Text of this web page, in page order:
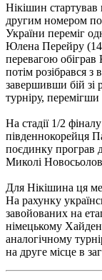
Нікішин стартував
другим номером
України переміг
Юлена Перейру
перевагою
потім розібрався
завершивши бій зі
турніру,
На стадії 1/2
південнокорейця
поєдинку програв
Миколі
Для Нікішина ця
На рахунку
завойованих на
німецькому
аналогічному
на друге місце в